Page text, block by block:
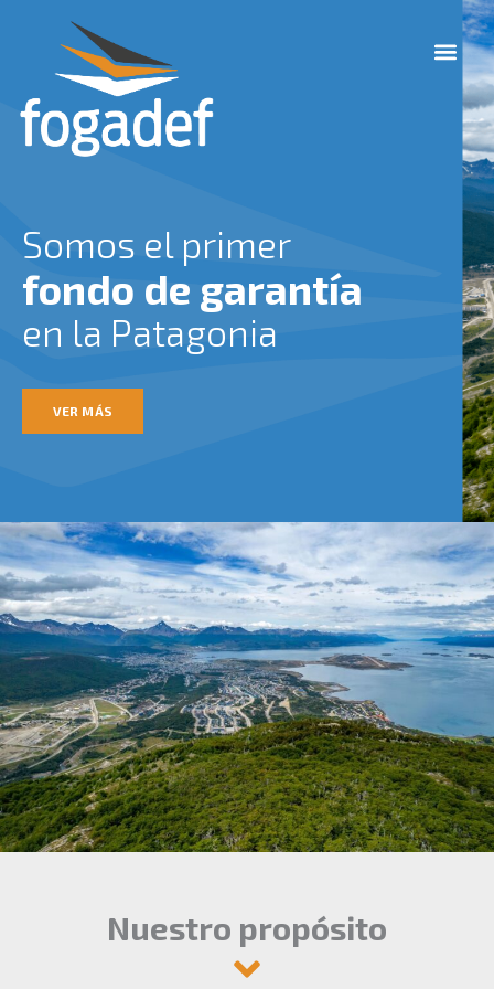
M
e
Somos el primer
fondo de garantía
en la Patagonia
VER MÁS
Nuestro propósito